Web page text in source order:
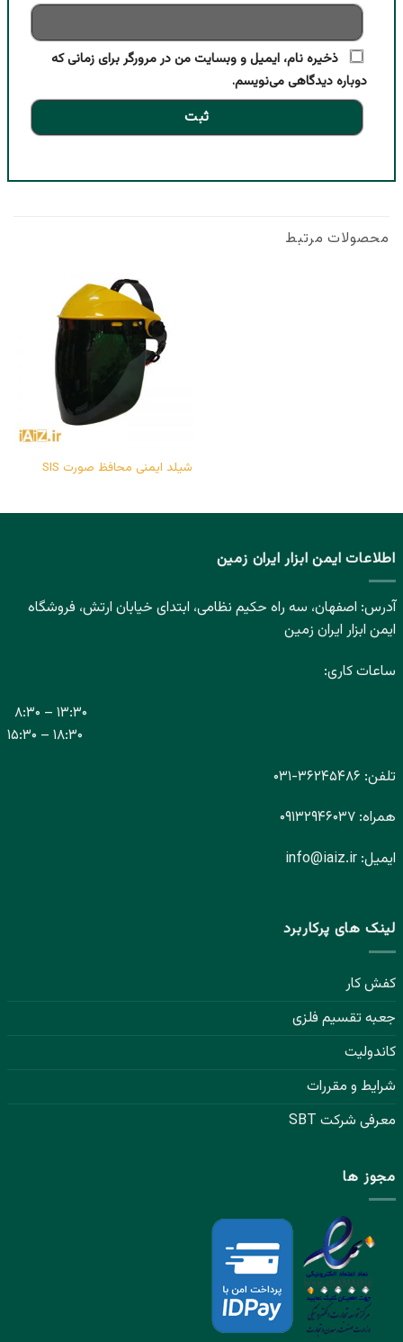
ذخیره نام، ایمیل و وبسایت من در مرورگر برای زمانی که
دوباره دیدگاهی می‌نویسم.
محصولات مرتبط
شیلد ایمنی محافظ صورت SIS
اطلاعات ایمن ابزار ایران زمین
آدرس: اصفهان، سه راه حکیم نظامی، ابتدای خیابان ارتش، فروشگاه
ایمن ابزار ایران زمین
ساعات کاری:
۸:۳۰ – ۱۳:۳۰
۱۵:۳۰ – ۱۸:۳۰
تلفن: ۳۶۲۴۵۴۸۶- ۰۳۱
همراه: ۰۹۱۳۲۹۴۶۰۳۷
ایمیل: info@iaiz.ir
لینک های پرکاربرد
کفش کار
جعبه تقسیم فلزی
کاندولیت
شرایط و مقررات
معرفی شرکت SBT
مجوز ها